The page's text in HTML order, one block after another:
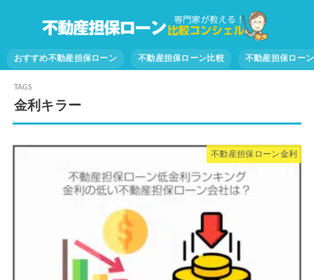
おすすめ不動産担保ローン 不動産担保ローン比較 不動産担保ロー
金利キラー
不動産担保ローン金利